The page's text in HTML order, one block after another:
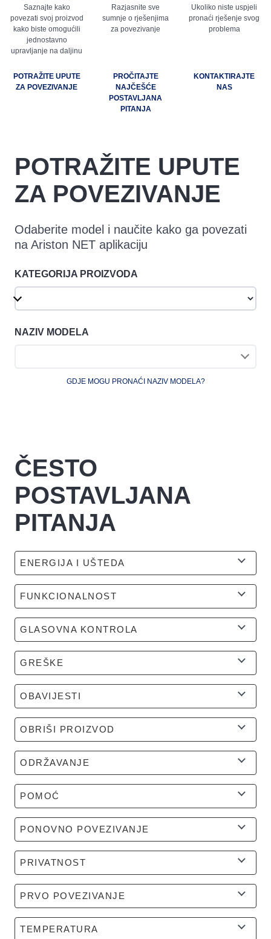
Saznajte kako
povezati svoj proizvod
kako biste omogućili
jednostavno
upravljanje na daljinu
Razjasnite sve
sumnje o rješenjima
za povezivanje
Ukoliko niste uspjeli
pronaći rješenje svog
problema
POTRAŽITE UPUTE
ZA POVEZIVANJE
PROČITAJTE
NAJČEŠĆE
POSTAVLJANA
PITANJA
KONTAKTIRAJTE
NAS
POTRAŽITE UPUTE
ZA POVEZIVANJE
Odaberite model i naučite kako ga povezati
na Ariston NET aplikaciju
KATEGORIJA PROIZVODA
NAZIV MODELA
GDJE MOGU PRONAĆI NAZIV MODELA?
ČESTO
POSTAVLJANA
PITANJA
ENERGIJA I UŠTEDA
FUNKCIONALNOST
GLASOVNA KONTROLA
GREŠKE
OBAVIJESTI
OBRIŠI PROIZVOD
ODRŽAVANJE
POMOĆ
PONOVNO POVEZIVANJE
PRIVATNOST
PRVO POVEZIVANJE
TEMPERATURA